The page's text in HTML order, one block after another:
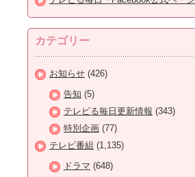
カテゴリー
お知らせ (426)
告知 (5)
テレビる毎日更新情報 (343)
特別企画 (77)
テレビ番組 (1,135)
ドラマ (648)